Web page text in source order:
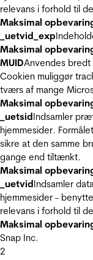
relevans i forhold til
Maksimal
_uetvid_exp
Maksimal
MUIDAnvendes bredt
Cookien muliggør
tværs af mange
Maksimal
_uetsidIndsamler
hjemmesider.
sikre at den samme
gange end tiltænkt.
Maksimal
_uetvidIndsamler
hjemmesider -
relevans i forhold til
Maksimal
Snap Inc.
2